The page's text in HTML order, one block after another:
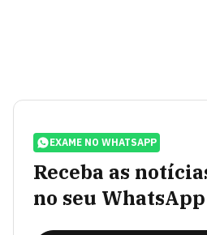
EXAME NO WHATSAPP
Receba as
no seu WhatsApp